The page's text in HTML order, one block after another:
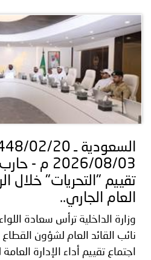
2026/08/03
تقييم "التحريات" خلال
العام الجاري..
وزارة الداخلية ترأس سعادة
نائب القائد العام لشؤون
اجتماع تقييم أداء الإدارة